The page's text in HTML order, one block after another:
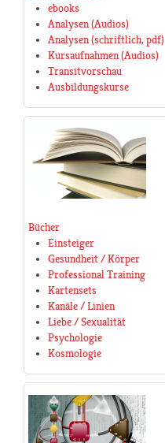
ebooks
Analysen (Audios)
Analysen (schriftlich, pdf)
Kursaufnahmen (Audios)
Transitvorschau
Ausbildungskurse
Bücher
Einsteiger
Gesundheit / Körper
Professional Training
Kartensets
Kanäle / Linien
Liebe / Sexualität
Psychologie
Kosmologie